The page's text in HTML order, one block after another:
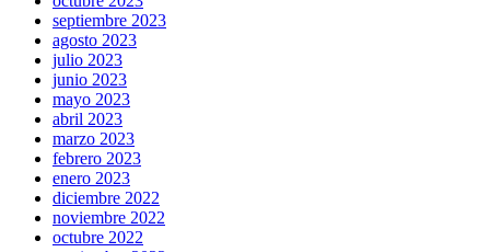
septiembre 2023
agosto 2023
julio 2023
junio 2023
mayo 2023
abril 2023
marzo 2023
febrero 2023
enero 2023
diciembre 2022
noviembre 2022
octubre 2022